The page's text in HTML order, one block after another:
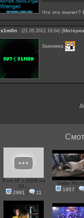
Что это
s1m0n (21.05.2012 19:04) [
Зажимер
Я на НГ с 2008 на
20...
2991 | 11
Gabe
1857 |